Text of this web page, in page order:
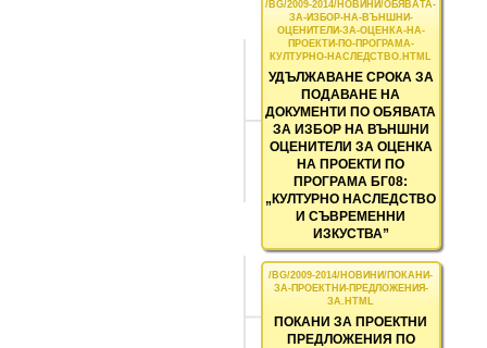
УДЪЛЖАВАНЕ СРОКА ЗА
ПОДАВАНЕ НА
ДОКУМЕНТИ ПО ОБЯВАТА
ЗА ИЗБОР НА ВЪНШНИ
ОЦЕНИТЕЛИ ЗА ОЦЕНКА
НА ПРОЕКТИ ПО
ПРОГРАМА БГ08:
„КУЛТУРНО НАСЛЕДСТВО
И СЪВРЕМЕННИ
ИЗКУСТВА”
ПОКАНИ ЗА ПРОЕКТНИ
ПРЕДЛОЖЕНИЯ ПО